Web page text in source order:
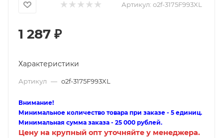
Артикул: o2f-3175F993XL
1 287 ₽
Характеристики
Артикул — o2f-3175F993XL
Внимание!
Минимальное количество товара при заказе - 5 единиц.
Минимальная сумма заказа - 25 000 рублей.
Цену на крупный опт уточняйте у менеджера.